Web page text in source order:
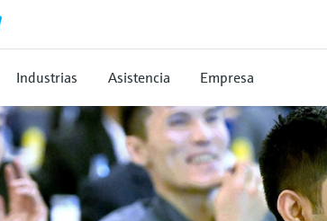
Industrias Asistencia Empresa